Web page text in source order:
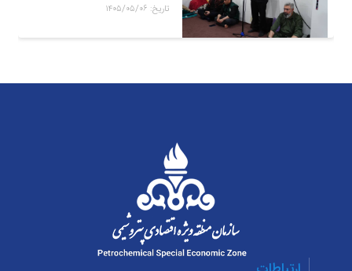
تاریخ: ۱۴۰۵/۰۵/۰۶